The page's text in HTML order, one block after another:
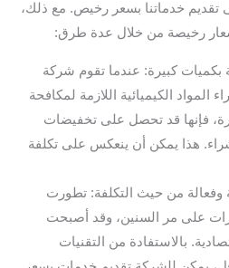
خدماتنا بسعر رخيص. مع ذلك،
رخيصة من خلال عدة طرق:
بكميات كبيرة: عندما تقوم شركة
الكيميائية اللازمة لمكافحة
فإنها قد تحصل على تخفيضات
هذا يمكن أن ينعكس على تكلفة
وفعالة من حيث التكلفة: تطورت
على مر السنين، وقد أصبحت
بالاستفادة من التقنيات